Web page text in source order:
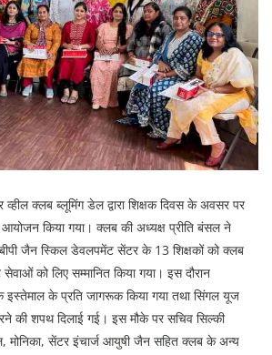
क्लब ब्लूमिंग डेल द्वारा शिक्षक दिवस के अवसर पर
आयोजन किया गया। क्लब की अध्यक्ष प्रीति बंसल ने
जैन स्किल डेवलपमेंट सेंटर के 13 शिक्षकों को क्लब
को लिए सम्मानित किया गया। इस दौरान
इस्तेमाल के प्रति जागरूक किया गया तथा सिंगल यूज
की शपथ दिलाई गई। इस मौके पर सचिव सिल्की
मोनिका, सेंटर इंचार्ज आयुषी जैन सहित क्लब के अन्य